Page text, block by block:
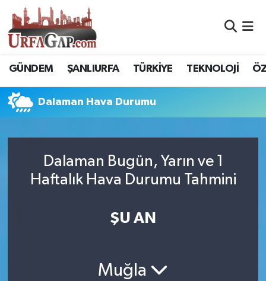
GÜNDEM ŞANLIURFA TÜRKİYE TEKNOLOJİ
Dalaman Hava Durumu
Dalaman Bugün, Yarın ve 1
Haftalık Hava Durumu Tahmini
ŞU AN
Muğla
Nöbetçi Eczaneler
Hava Durumu
Namaz Vakitleri
Trafik Durumu
Süper Lig Puan Durumu ve Fikstür
Son Dakika Haberleri